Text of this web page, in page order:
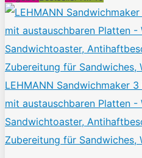
LEHMANN Sandwichmaker
mit austauschbaren Platten
Sandwichtoaster,
Zubereitung für Sandwiches,